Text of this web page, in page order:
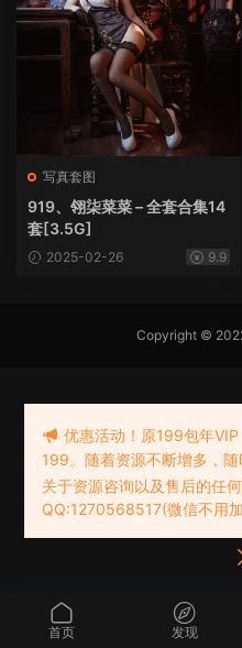
写真套图
919、翎柒菜菜 – 全套合集14
套[3.5G]
2025-02-26 9.9
Copyright ©
首页 发现
优惠活动！原199包年
199。随着资源不断增多，
关于资源咨询以及售后的任
QQ:1270568517(微信不用